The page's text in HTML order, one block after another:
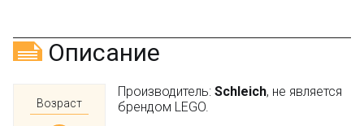
Подробные условия всех акций и бонусов...
Описание
Возраст
Производитель: Schleich, не является
брендом LEGO.